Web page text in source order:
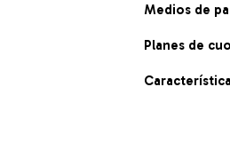
Medios de
Planes de